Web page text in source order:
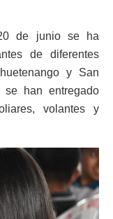
de junio se ha
de diferentes
y San
se han entregado
volantes y